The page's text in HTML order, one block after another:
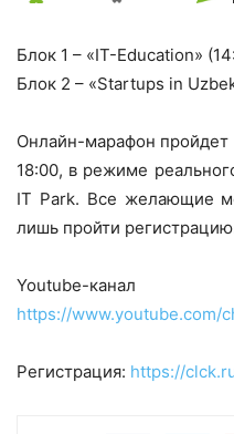
Блок 1 – «IT-Education»
Блок 2 – «Startups in
Онлайн-марафон пройдет
18:00, в режиме
IT Park. Все желающие
лишь пройти
Youtube-
https://www.youtube.com/
Регистрация: https://